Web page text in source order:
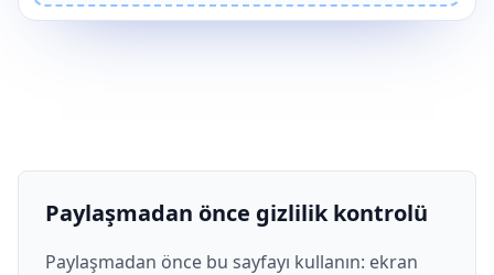
Paylaşmadan önce gizlilik kontrolü
Paylaşmadan önce bu sayfayı kullanın: ekran